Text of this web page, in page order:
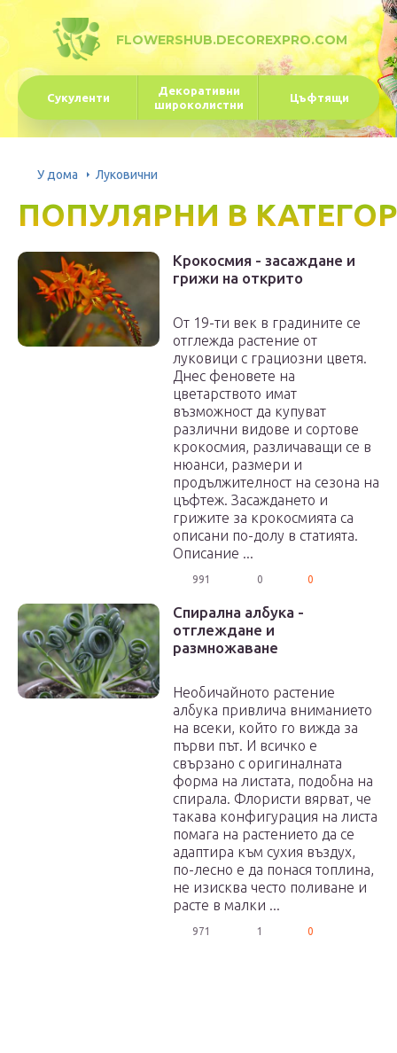
FLOWERSHUB.DECOREXPRO.COM
Сукуленти
Декоративни
широколистни
Цъфтящи
У дома Луковични
ПОПУЛЯРНИ В
Крокосмия - засаждане и
грижи на открито
От 19-ти век в градините се
отглежда растение от
луковици с грациозни цветя.
Днес феновете на
цветарството имат
възможност да купуват
различни видове и сортове
крокосмия, различаващи се в
нюанси, размери и
продължителност на сезона на
цъфтеж. Засаждането и
грижите за крокосмията са
описани по-долу в статията.
Описание ...
991 0 0
Спирална албука -
отглеждане и
размножаване
Необичайното растение
албука привлича вниманието
на всеки, който го вижда за
първи път. И всичко е
свързано с оригиналната
форма на листата, подобна на
спирала. Флористи вярват, че
такава конфигурация на листа
помага на растението да се
адаптира към сухия въздух,
по-лесно е да понася топлина,
не изисква често поливане и
расте в малки ...
971 1 0